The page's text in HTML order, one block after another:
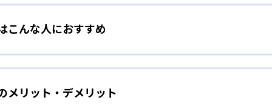
ずに、一人ひとりの学力に応じたレベルから学習を始めて
ずつ難易度を上げていくことで子どもたちは多くの成功
こんな人におすすめ
したい幼児向け
た教材で、わかる楽しさを経験しながら無理なく力を高め
メリット・デメリット